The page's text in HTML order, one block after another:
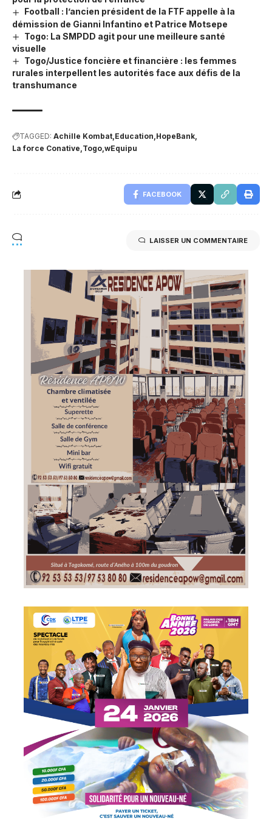
Football : l’ancien président de la FTF appelle à la
démission de Gianni Infantino et Patrice Motsepe
Togo: La SMPDD agit pour une meilleure santé
visuelle
Togo/Justice foncière et financière : les femmes
rurales interpellent les autorités face aux défis de la
transhumance
TAGGED: Achille Kombat Education HopeBank
La force Conative Togo wEquipu
FACEBOOK
LAISSER UN COMMENTAIRE